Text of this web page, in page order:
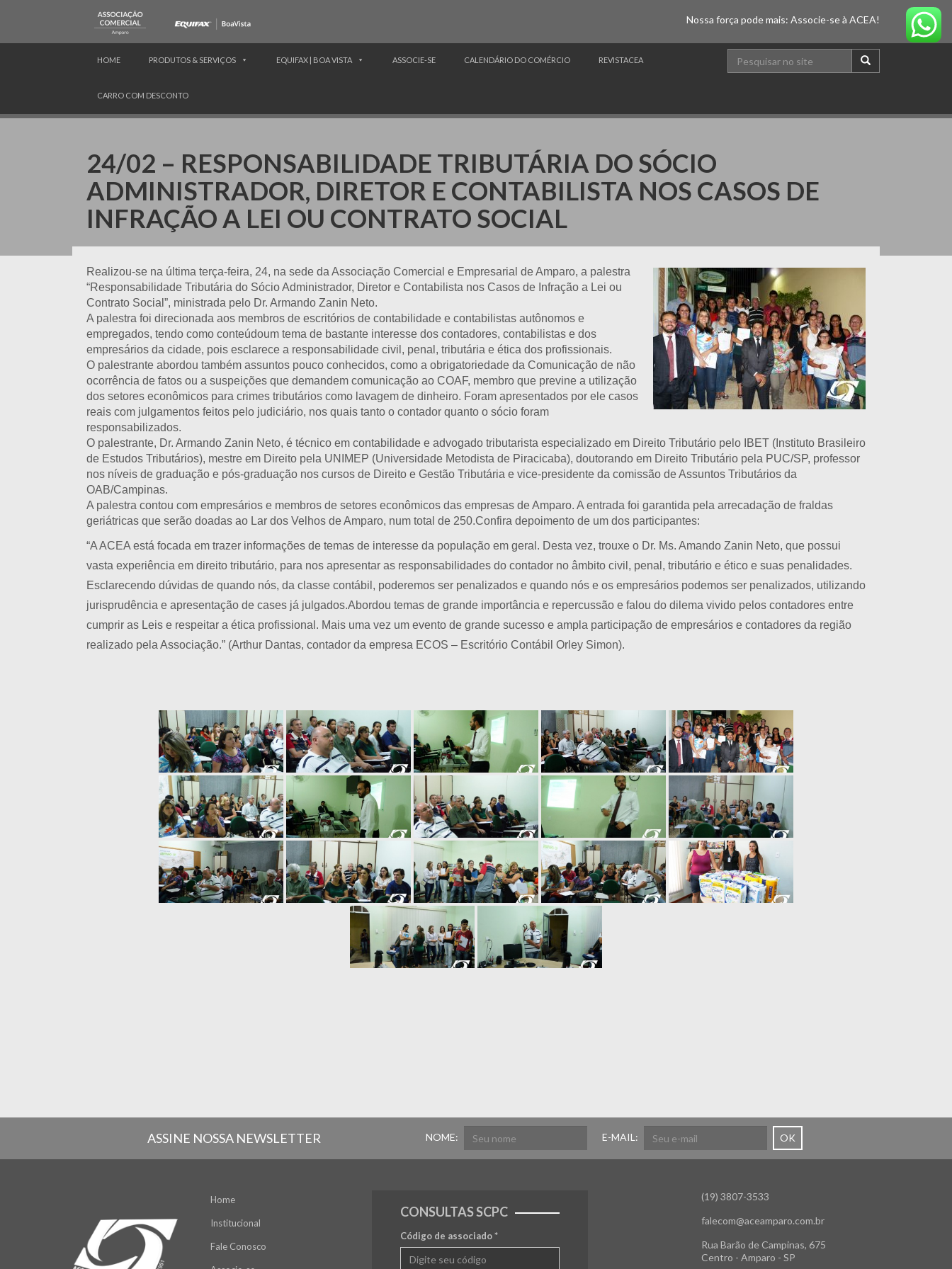
Nossa força pode mais: Associe-se à ACEA!
HOME PRODUTOS & SERVIÇOS EQUIFAX | BOA VISTA ASSOCIE-SE CALENDÁRIO DO COMÉRCIO REVISTACEA
CARRO COM DESCONTO
24/02 – RESPONSABILIDADE TRIBUTÁRIA DO SÓCIO
ADMINISTRADOR, DIRETOR E CONTABILISTA NOS CASOS DE
INFRAÇÃO A LEI OU CONTRATO SOCIAL
Realizou-se na última terça-feira, 24, na sede da Associação Comercial e Empresarial de Amparo, a palestra
“Responsabilidade Tributária do Sócio Administrador, Diretor e Contabilista nos Casos de Infração a Lei ou
Contrato Social”, ministrada pelo Dr. Armando Zanin Neto.
A palestra foi direcionada aos membros de escritórios de contabilidade e contabilistas autônomos e
empregados, tendo como conteúdoum tema de bastante interesse dos contadores, contabilistas e dos
empresários da cidade, pois esclarece a responsabilidade civil, penal, tributária e ética dos profissionais.
O palestrante abordou também assuntos pouco conhecidos, como a obrigatoriedade da Comunicação de não
ocorrência de fatos ou a suspeições que demandem comunicação ao COAF, membro que previne a utilização
dos setores econômicos para crimes tributários como lavagem de dinheiro. Foram apresentados por ele casos
reais com julgamentos feitos pelo judiciário, nos quais tanto o contador quanto o sócio foram
responsabilizados.
O palestrante, Dr. Armando Zanin Neto, é técnico em contabilidade e advogado tributarista especializado em Direito Tributário pelo IBET (Instituto Brasileiro
de Estudos Tributários), mestre em Direito pela UNIMEP (Universidade Metodista de Piracicaba), doutorando em Direito Tributário pela PUC/SP, professor
nos níveis de graduação e pós-graduação nos cursos de Direito e Gestão Tributária e vice-presidente da comissão de Assuntos Tributários da
OAB/Campinas.
A palestra contou com empresários e membros de setores econômicos das empresas de Amparo. A entrada foi garantida pela arrecadação de fraldas
geriátricas que serão doadas ao Lar dos Velhos de Amparo, num total de 250.Confira depoimento de um dos participantes:
“A ACEA está focada em trazer informações de temas de interesse da população em geral. Desta vez, trouxe o Dr. Ms. Amando Zanin Neto, que possui
vasta experiência em direito tributário, para nos apresentar as responsabilidades do contador no âmbito civil, penal, tributário e ético e suas penalidades.
Esclarecendo dúvidas de quando nós, da classe contábil, poderemos ser penalizados e quando nós e os empresários podemos ser penalizados, utilizando
jurisprudência e apresentação de cases já julgados.Abordou temas de grande importância e repercussão e falou do dilema vivido pelos contadores entre
cumprir as Leis e respeitar a ética profissional. Mais uma vez um evento de grande sucesso e ampla participação de empresários e contadores da região
realizado pela Associação.” (Arthur Dantas, contador da empresa ECOS – Escritório Contábil Orley Simon).
ASSINE NOSSA NEWSLETTER NOME: E-MAIL: OK
Home
Institucional
Fale Conosco
CONSULTAS SCPC
Código de associado*
(19) 3807-3533
falecom@aceamparo.com.br
Rua Barão de Campinas, 675
Centro - Amparo - SP